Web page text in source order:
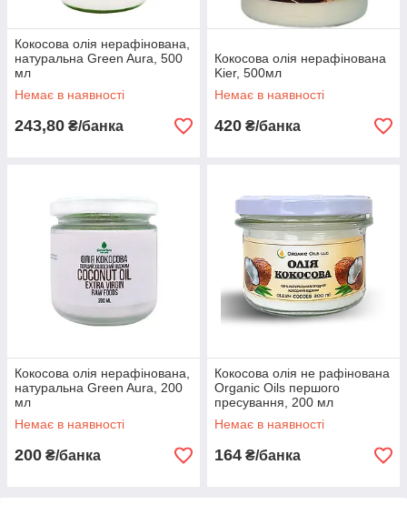
Кокосова олія нерафінована,
натуральна Green Aura, 500
мл
Немає в наявності
243,80 ₴/банка
Кокосова олія нерафінована
Kier, 500мл
Немає в наявності
420 ₴/банка
Кокосова олія нерафінована,
натуральна Green Aura, 200
мл
Немає в наявності
200 ₴/банка
Кокосова олія не рафінована
Organic Oils першого
пресування, 200 мл
Немає в наявності
164 ₴/банка